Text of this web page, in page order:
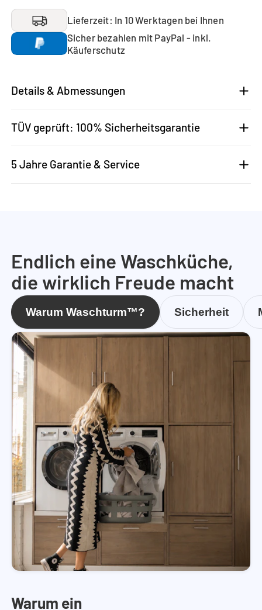
Lieferzeit: In 10 Werktagen bei Ihnen
Sicher bezahlen mit PayPal - inkl.
Käuferschutz
Details & Abmessungen
TÜV geprüft: 100% Sicherheitsgarantie
5 Jahre Garantie & Service
Endlich eine Waschküche,
die wirklich Freude macht
Warum Waschturm™? Sicherheit
Warum ein